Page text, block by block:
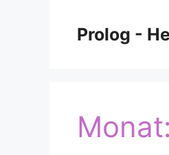
Prolog -
Monat: